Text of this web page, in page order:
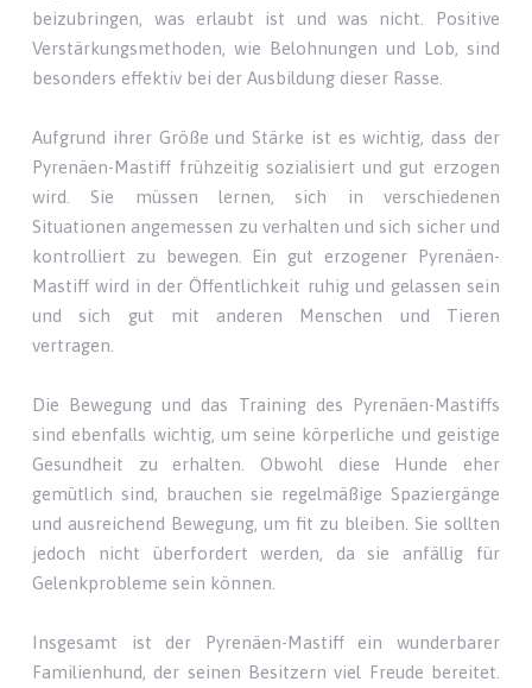
beizubringen, was erlaubt ist und was nicht. Positive
Verstärkungsmethoden, wie Belohnungen und Lob, sind
besonders effektiv bei der Ausbildung dieser Rasse.
Aufgrund ihrer Größe und Stärke ist es wichtig, dass der
Pyrenäen-Mastiff frühzeitig sozialisiert und gut erzogen
wird. Sie müssen lernen, sich in verschiedenen
Situationen angemessen zu verhalten und sich sicher und
kontrolliert zu bewegen. Ein gut erzogener Pyrenäen-
Mastiff wird in der Öffentlichkeit ruhig und gelassen sein
und sich gut mit anderen Menschen und Tieren
vertragen.
Die Bewegung und das Training des Pyrenäen-Mastiffs
sind ebenfalls wichtig, um seine körperliche und geistige
Gesundheit zu erhalten. Obwohl diese Hunde eher
gemütlich sind, brauchen sie regelmäßige Spaziergänge
und ausreichend Bewegung, um fit zu bleiben. Sie sollten
jedoch nicht überfordert werden, da sie anfällig für
Gelenkprobleme sein können.
Insgesamt ist der Pyrenäen-Mastiff ein wunderbarer
Familienhund, der seinen Besitzern viel Freude bereitet.